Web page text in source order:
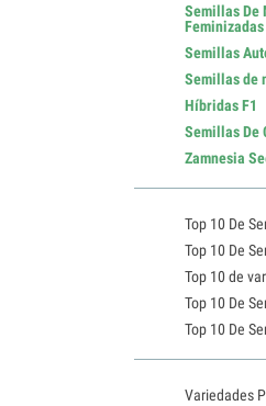
Semillas De
Feminizadas
Semillas
Semillas de
Híbridas F1
Semillas De
Zamnesia
Top 10 De
Top 10 De
Top 10 de
Top 10 De
Top 10 De
Variedades